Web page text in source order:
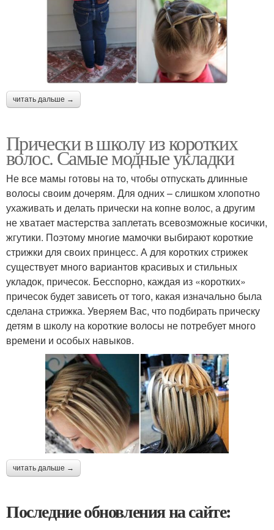
читать дальше →
Прически в школу из коротких
волос. Самые модные укладки
Не все мамы готовы на то, чтобы отпускать длинные
волосы своим дочерям. Для одних – слишком хлопотно
ухаживать и делать прически на копне волос, а другим
не хватает мастерства заплетать всевозможные косички,
жгутики. Поэтому многие мамочки выбирают короткие
стрижки для своих принцесс. А для коротких стрижек
существует много вариантов красивых и стильных
укладок, причесок. Бесспорно, каждая из «коротких»
причесок будет зависеть от того, какая изначально была
сделана стрижка. Уверяем Вас, что подбирать прическу
детям в школу на короткие волосы не потребует много
времени и особых навыков.
читать дальше →
Последние обновления на сайте: